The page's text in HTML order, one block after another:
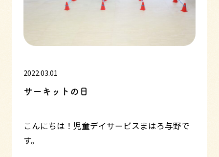
2022.03.01
サーキットの日
こんにちは！児童デイサービスまはろ与野で
す。